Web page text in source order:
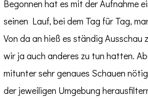
Begonnen hat es mit der Aufnahme
seinen Lauf, bei dem Tag für Tag,
Von da an hieß es ständig
wir ja auch anderes zu tun hatten.
mitunter sehr genaues Schauen
der jeweiligen Umgebung